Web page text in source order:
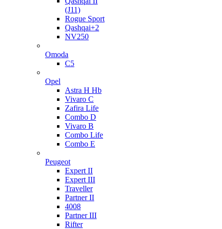
(J11)
Rogue Sport
Qashqai+2
NV250
Omoda
C5
Opel
Astra H Hb
Vivaro C
Zafira Life
Combo D
Vivaro B
Combo Life
Combo E
Peugeot
Expert II
Expert III
Traveller
Partner II
4008
Partner III
Rifter